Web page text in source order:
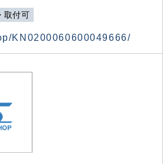
取付可
KN0200060600049666/